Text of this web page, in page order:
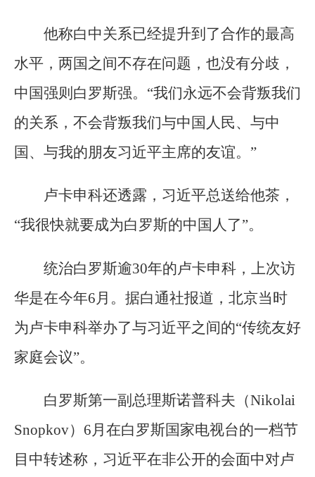
他称白中关系已经提升到了合作的最高
水平，两国之间不存在问题，也没有分歧，
中国强则白罗斯强。“我们永远不会背叛我们
的关系，不会背叛我们与中国人民、与中
国、与我的朋友习近平主席的友谊。”
卢卡申科还透露，习近平总送给他茶，
“我很快就要成为白罗斯的中国人了”。
统治白罗斯逾30年的卢卡申科，上次访
华是在今年6月。据白通社报道，北京当时
为卢卡申科举办了与习近平之间的“传统友好
家庭会议”。
白罗斯第一副总理斯诺普科夫（Nikolai
Snopkov）6月在白罗斯国家电视台的一档节
目中转述称，习近平在非公开的会面中对卢